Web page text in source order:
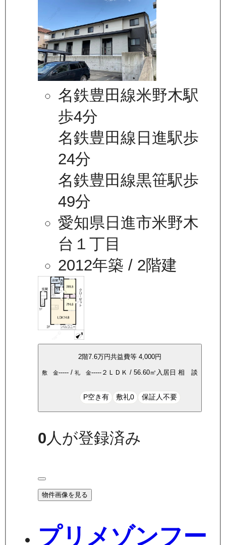
名鉄豊田線米野木駅
歩4分
名鉄豊田線日進駅歩
24分
名鉄豊田線黒笹駅歩
49分
愛知県日進市米野木
台１丁目
2012年築 / 2階建
2階7.6万円共益費等4,000円
敷 金----- /礼 金----- ２ＬＤＫ /56.60㎡ 入居日相 談
P空き有 敷礼0 保証人不要
0人が登録済み
物件画像を見る
プリメゾンフー